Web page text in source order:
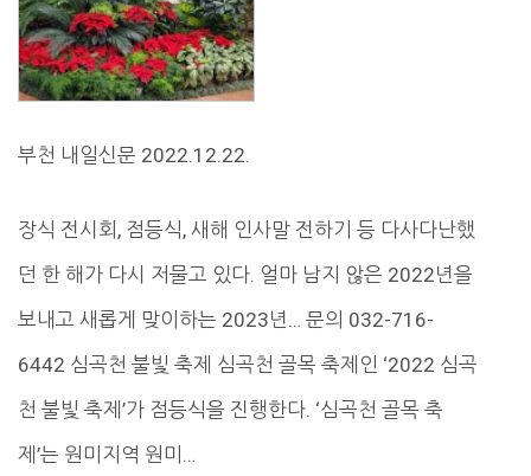
부천 내일신문 2022.12.22.
장식 전시회, 점등식, 새해 인사말 전하기 등 다사다난했
던 한 해가 다시 저물고 있다. 얼마 남지 않은 2022년을
보내고 새롭게 맞이하는 2023년… 문의 032-716-
6442 심곡천 불빛 축제 심곡천 골목 축제인 ‘2022 심곡
천 불빛 축제’가 점등식을 진행한다. ‘심곡천 골목 축
제’는 원미지역 원미…